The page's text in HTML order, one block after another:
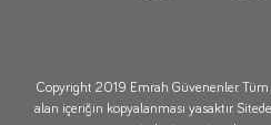
Copyright 2019 Emrah Güvenenler. Tüm
alan içeriğin kopyalanması yasaktır.